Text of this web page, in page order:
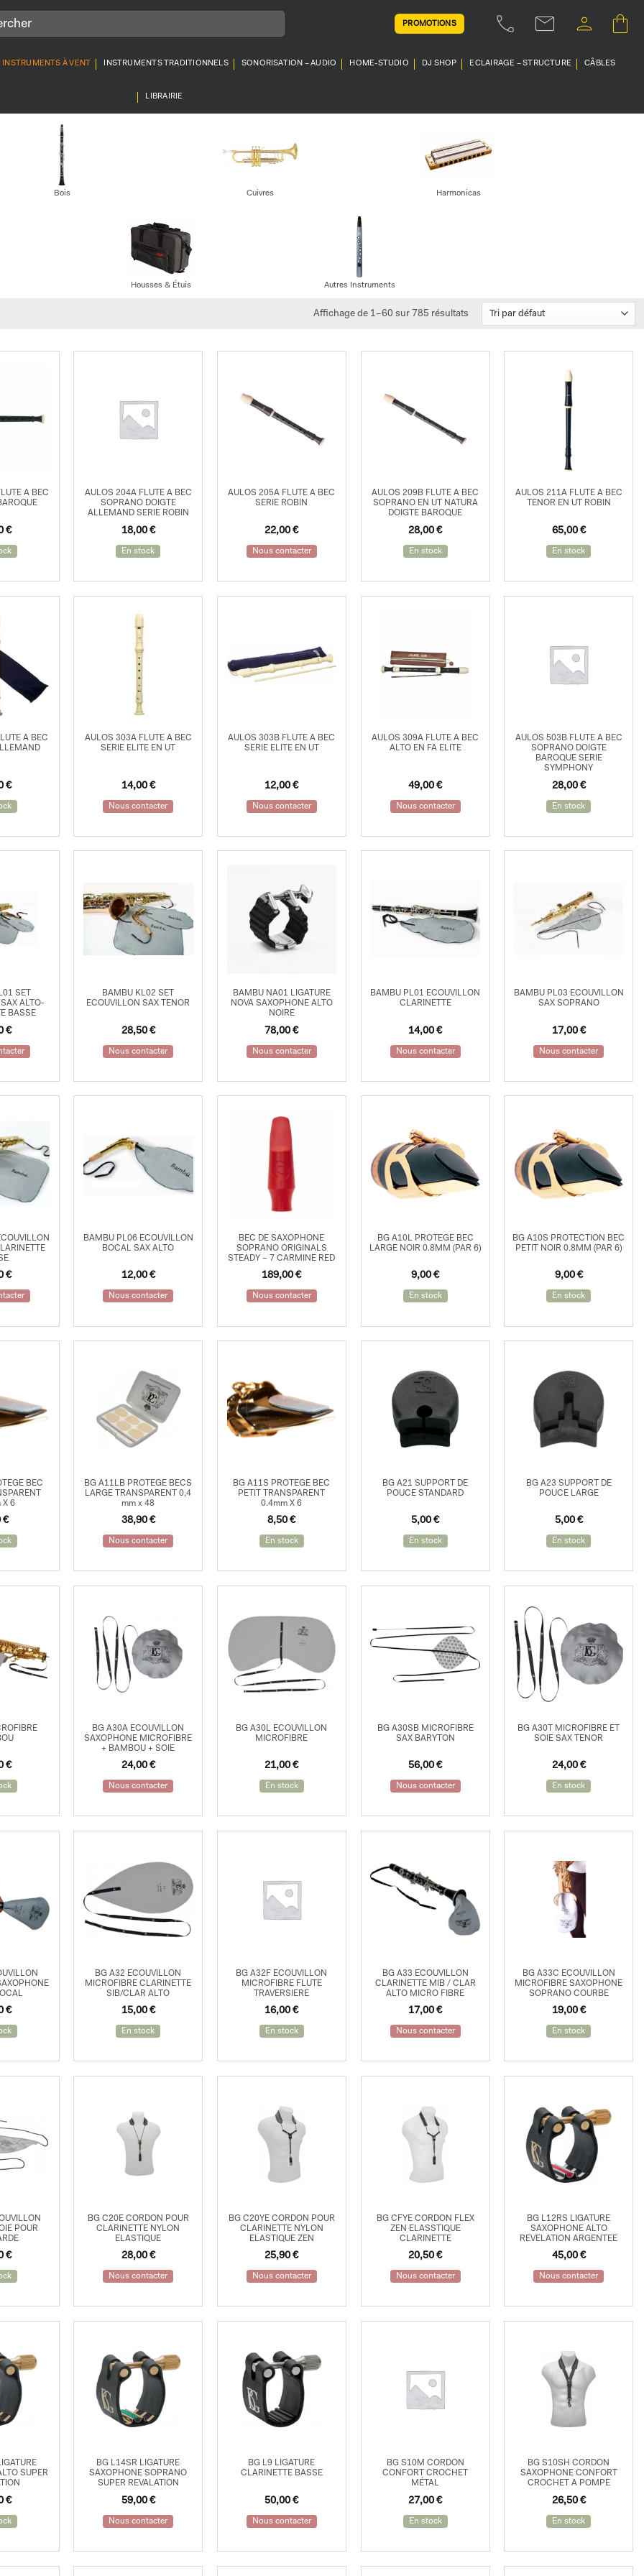
PROMOTIONS
INSTRUMENTS À VENT INSTRUMENTS TRADITIONNELS SONORISATION – AUDIO HOME-STUDIO DJ SHOP ECLAIRAGE – STRUCTURE CÂBLES
LIBRAIRIE
Bois Cuivres Harmonicas
Housses & Étuis Autres Instruments
Affichage de 1–60 sur 785 résultats
A BEC
€
AULOS 204A FLUTE A BEC
SOPRANO DOIGTE
ALLEMAND SERIE ROBIN
18,00 €
En stock
AULOS 205A FLUTE A BEC
SERIE ROBIN
22,00€
Nous contacter
AULOS 209B FLUTE A BEC
SOPRANO EN UT NATURA
DOIGTE BAROQUE
28,00€
En stock
AULOS 211A FLUTE A BEC
TENOR EN UT ROBIN
65,00 €
En stock
A BEC
€
AULOS 303A FLUTE A BEC
SERIE ELITE EN UT
14,00 €
Nous contacter
AULOS 303B FLUTE A BEC
SERIE ELITE EN UT
12,00€
Nous contacter
AULOS 309A FLUTE A BEC
ALTO EN FA ELITE
49,00€
Nous contacter
AULOS 503B FLUTE A BEC
SOPRANO DOIGTE
BAROQUE SERIE
SYMPHONY
28,00 €
En stock
SET
ALTO-
BASSE
€
BAMBU KL02 SET
ECOUVILLON SAX TENOR
28,50 €
Nous contacter
BAMBU NA01 LIGATURE
NOVA SAXOPHONE ALTO
NOIRE
78,00€
Nous contacter
BAMBU PL01 ECOUVILLON
CLARINETTE
14,00€
Nous contacter
BAMBU PL03 ECOUVILLON
SAX SOPRANO
17,00 €
Nous contacter
€
BAMBU PL06 ECOUVILLON
BOCAL SAX ALTO
12,00 €
Nous contacter
BEC DE SAXOPHONE
SOPRANO ORIGINALS
STEADY – 7 CARMINE RED
189,00€
Nous contacter
BG A10L PROTEGE BEC
LARGE NOIR 0.8MM (PAR 6)
9,00€
En stock
BG A10S PROTECTION BEC
PETIT NOIR 0.8MM (PAR 6)
9,00 €
En stock
BEC
X 6
€
BG A11LB PROTEGE BECS
LARGE TRANSPARENT 0,4
mm x 48
38,90 €
Nous contacter
BG A11S PROTEGE BEC
PETIT TRANSPARENT
0.4mm X 6
8,50€
En stock
BG A21 SUPPORT DE
POUCE STANDARD
5,00€
En stock
BG A23 SUPPORT DE
POUCE LARGE
5,00 €
En stock
€
BG A30A ECOUVILLON
SAXOPHONE MICROFIBRE
+ BAMBOU + SOIE
24,00 €
Nous contacter
BG A30L ECOUVILLON
MICROFIBRE
21,00€
En stock
BG A30SB MICROFIBRE
SAX BARYTON
56,00€
Nous contacter
BG A30T MICROFIBRE ET
SOIE SAX TENOR
24,00 €
En stock
€
BG A32 ECOUVILLON
MICROFIBRE CLARINETTE
SIB/CLAR ALTO
15,00 €
En stock
BG A32F ECOUVILLON
MICROFIBRE FLUTE
TRAVERSIERE
16,00€
En stock
BG A33 ECOUVILLON
CLARINETTE MIB / CLAR
ALTO MICRO FIBRE
17,00€
Nous contacter
BG A33C ECOUVILLON
MICROFIBRE SAXOPHONE
SOPRANO COURBE
19,00 €
En stock
POUR
€
BG C20E CORDON POUR
CLARINETTE NYLON
ELASTIQUE
28,00 €
Nous contacter
BG C20YE CORDON POUR
CLARINETTE NYLON
ELASTIQUE ZEN
25,90€
Nous contacter
BG CFYE CORDON FLEX
ZEN ELASSTIQUE
CLARINETTE
20,50€
Nous contacter
BG L12RS LIGATURE
SAXOPHONE ALTO
REVELATION ARGENTEE
45,00 €
Nous contacter
SUPER
€
BG L14SR LIGATURE
SAXOPHONE SOPRANO
SUPER REVALATION
59,00 €
Nous contacter
BG L9 LIGATURE
CLARINETTE BASSE
50,00€
Nous contacter
BG S10M CORDON
CONFORT CROCHET
MÉTAL
27,00€
En stock
BG S10SH CORDON
SAXOPHONE CONFORT
CROCHET A POMPE
26,50 €
En stock